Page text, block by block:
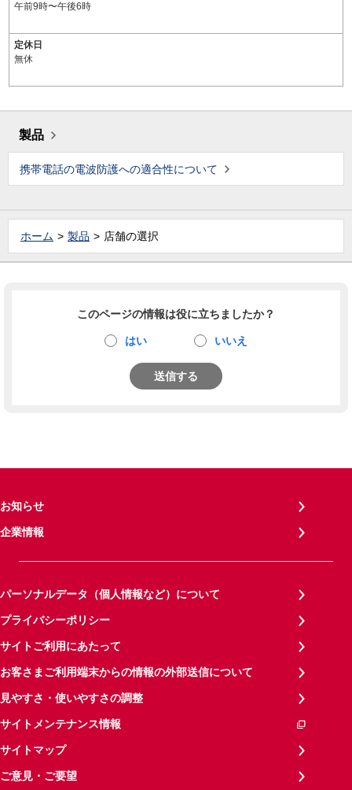
午前9時〜午後6時
定休日
無休
製品
携帯電話の電波防護への適合性について
ホーム 製品 店舗の選択
このページの情報は役に立ちましたか？
はい いいえ
送信する
お知らせ
企業情報
パーソナルデータ（個人情報など）について
プライバシーポリシー
サイトご利用にあたって
お客さまご利用端末からの情報の外部送信について
見やすさ・使いやすさの調整
サイトメンテナンス情報
サイトマップ
ご意見・ご要望